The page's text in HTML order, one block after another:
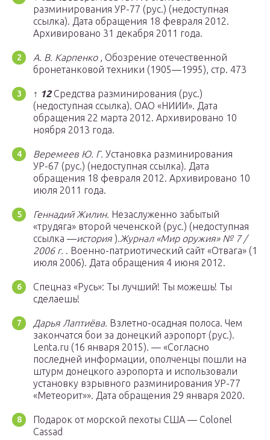
разминирования УР-77 (рус.) (недоступная
ссылка). Дата обращения 18 февраля 2012.
Архивировано 31 декабря 2011 года.
А. В. Карпенко, Обозрение отечественной
бронетанковой техники (1905—1995), стр. 473
↑ 12Средства разминирования (рус.)
(недоступная ссылка). ОАО «НИИИ». Дата
обращения 22 марта 2012. Архивировано 10
ноября 2013 года.
Веремеев Ю. Г. Установка разминирования
УР-67 (рус.) (недоступная ссылка). Дата
обращения 18 февраля 2012. Архивировано 10
июля 2011 года.
Геннадий Жилин. Незаслуженно забытый
«трудяга» второй чеченской (рус.) (недоступная
ссылка —история ).Журнал «Мир оружия» № 7 /
2006 г. . Военно-патриотический сайт «Отвага» (1
июля 2006). Дата обращения 4 июня 2012.
Спецназ «Русь»: Ты лучший! Ты можешь! Ты
сделаешь!
Дарья Лаптиёва. Взлетно-осадная полоса. Чем
закончатся бои за донецкий аэропорт (рус.).
Lenta.ru (16 января 2015). — «Согласно
последней информации, ополченцы пошли на
штурм донецкого аэропорта и использовали
установку взрывного разминирования УР-77
«Метеорит»». Дата обращения 29 января 2020.
Подарок от морской пехоты США — Colonel
Cassad